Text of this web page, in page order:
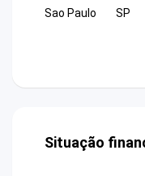
Sao Paulo
SP
Situação